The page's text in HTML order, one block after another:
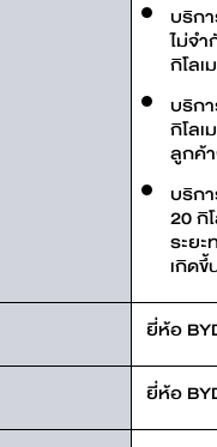
บริก
ไม่จ
กิโล
บริก
กิโล
ลูกค้
บริก
20 กิ
ระย
เกิดขึ้
ยี่ห้อ
ยี่ห้อ